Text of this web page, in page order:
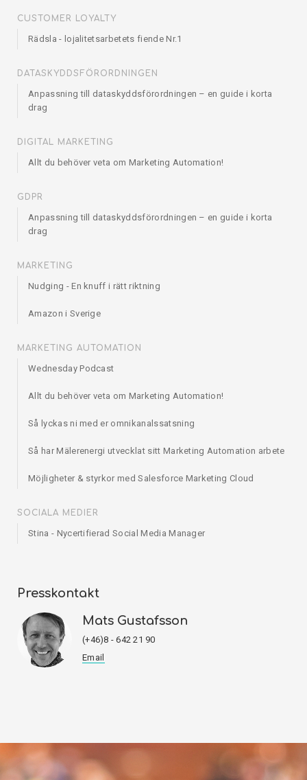
CUSTOMER LOYALTY
Rädsla - lojalitetsarbetets fiende Nr.1
DATASKYDDSFÖRORDNINGEN
Anpassning till dataskyddsförordningen – en guide i korta
drag
DIGITAL MARKETING
Allt du behöver veta om Marketing Automation!
GDPR
Anpassning till dataskyddsförordningen – en guide i korta
drag
MARKETING
Nudging - En knuff i rätt riktning
Amazon i Sverige
MARKETING AUTOMATION
Wednesday Podcast
Allt du behöver veta om Marketing Automation!
Så lyckas ni med er omnikanalssatsning
Så har Mälerenergi utvecklat sitt Marketing Automation arbete
Möjligheter & styrkor med Salesforce Marketing Cloud
SOCIALA MEDIER
Stina - Nycertifierad Social Media Manager
Presskontakt
Mats Gustafsson
(+46)8 - 642 21 90
Email